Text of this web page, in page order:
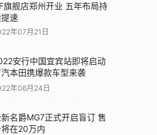
旗舰店郑州开业 五年布局持
速
年07月21日
安行中国宜宾站即将启动
汽本田携爆款车型来袭
年06月24日
名爵MG7正式开启盲订 售
在20万内